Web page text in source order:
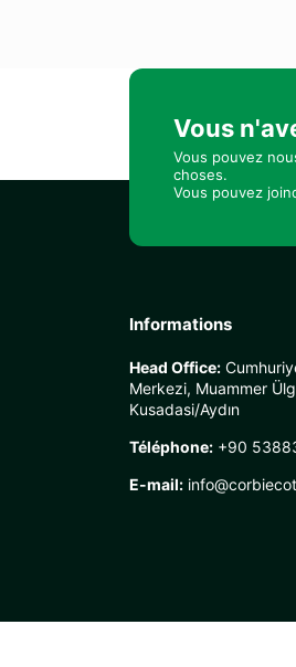
Vous
Vous pouvez
choses.
Vous pouvez
Informations
Head Office:
Merkezi, Muammer
Kusadasi/Aydın
Téléphone: +90
E-mail: